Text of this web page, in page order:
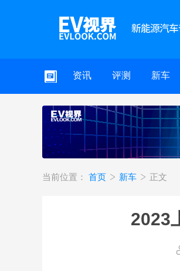
资讯 评测 新车
当前位置： 首页 新车 正文
2023